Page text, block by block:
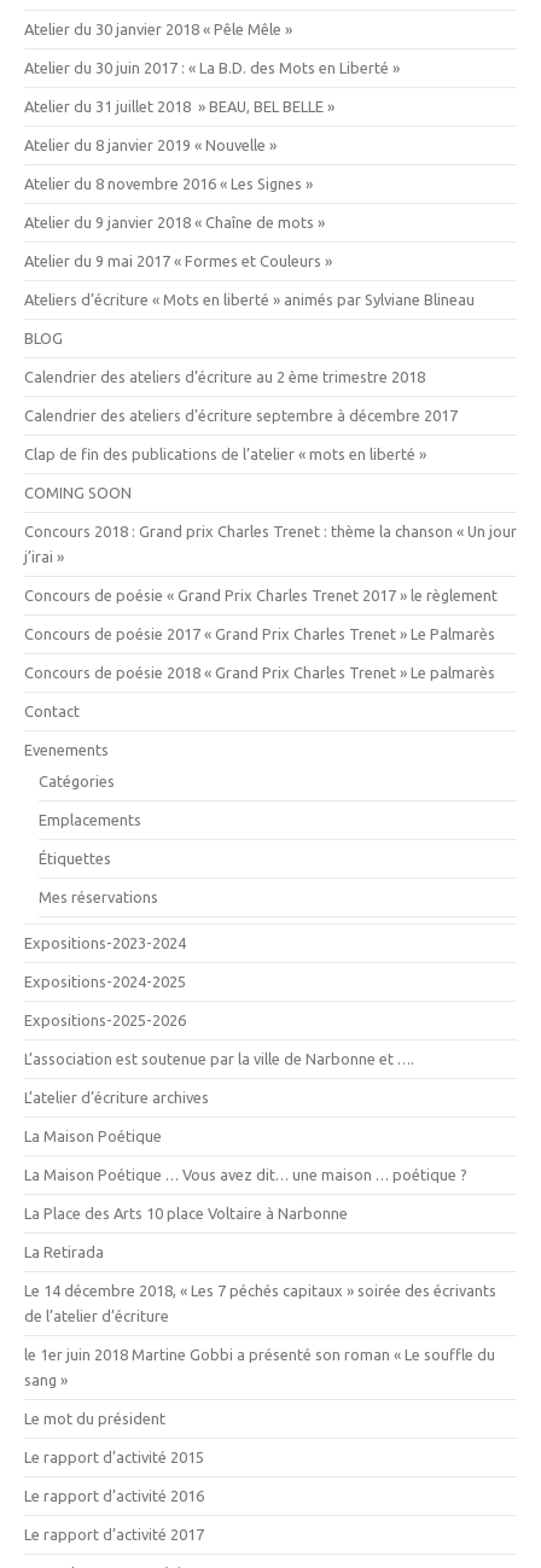
Atelier du 30 janvier 2018 « Pêle Mêle »
Atelier du 30 juin 2017 : « La B.D. des Mots en Liberté »
Atelier du 31 juillet 2018 » BEAU, BEL BELLE »
Atelier du 8 janvier 2019 « Nouvelle »
Atelier du 8 novembre 2016 « Les Signes »
Atelier du 9 janvier 2018 « Chaîne de mots »
Atelier du 9 mai 2017 « Formes et Couleurs »
Ateliers d’écriture « Mots en liberté » animés par Sylviane Blineau
BLOG
Calendrier des ateliers d’écriture au 2 ème trimestre 2018
Calendrier des ateliers d’écriture septembre à décembre 2017
Clap de fin des publications de l’atelier « mots en liberté »
COMING SOON
Concours 2018 : Grand prix Charles Trenet : thème la chanson « Un jour
j’irai »
Concours de poésie « Grand Prix Charles Trenet 2017 » le règlement
Concours de poésie 2017 « Grand Prix Charles Trenet » Le Palmarès
Concours de poésie 2018 « Grand Prix Charles Trenet » Le palmarès
Contact
Evenements
Catégories
Emplacements
Étiquettes
Mes réservations
Expositions-2023-2024
Expositions-2024-2025
Expositions-2025-2026
L’association est soutenue par la ville de Narbonne et ….
L’atelier d’écriture archives
La Maison Poétique
La Maison Poétique … Vous avez dit… une maison … poétique ?
La Place des Arts 10 place Voltaire à Narbonne
La Retirada
Le 14 décembre 2018, « Les 7 péchés capitaux » soirée des écrivants
de l’atelier d’écriture
le 1er juin 2018 Martine Gobbi a présenté son roman « Le souffle du
sang »
Le mot du président
Le rapport d’activité 2015
Le rapport d’activité 2016
Le rapport d’activité 2017